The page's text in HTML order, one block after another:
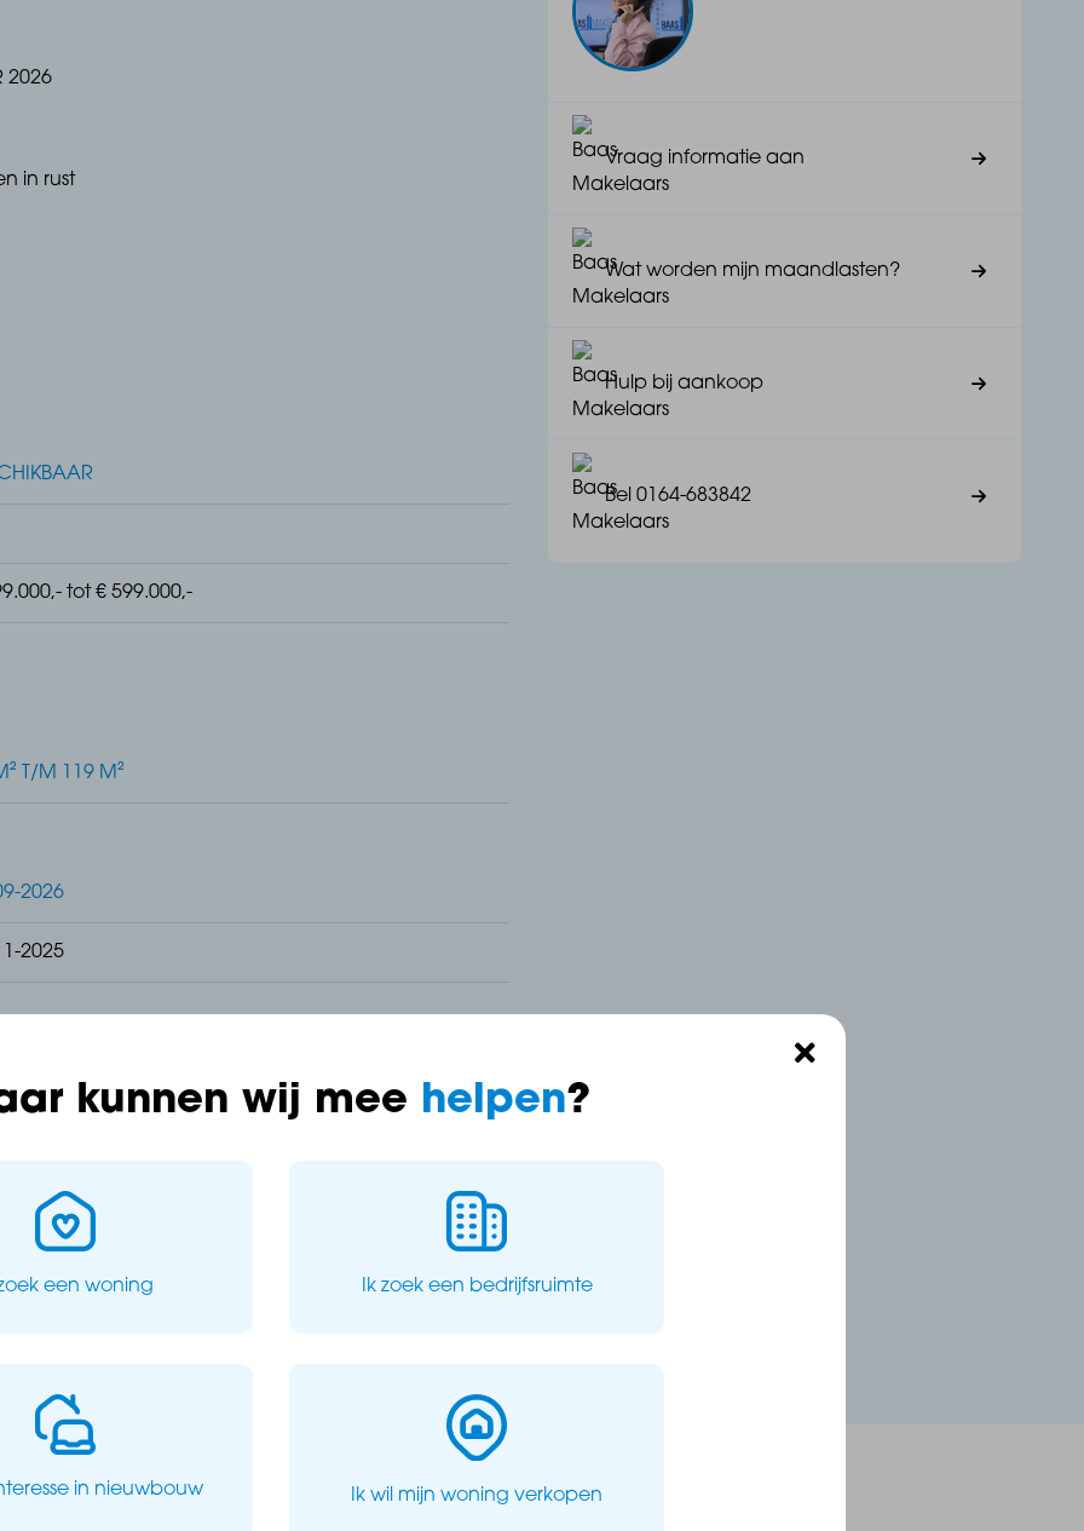
2026
in rust
en beschikken over royale buitenruimtes waar je het
tot € 599.000,-
T/M 119 M²
2026
2025
Vraag informatie aan
Wat worden mijn maandlasten?
Hulp bij aankoop
Bel 0164-683842
kunnen wij mee helpen?
een woning Ik zoek een bedrijfsruimte
in nieuwbouw Ik wil mijn woning verkopen